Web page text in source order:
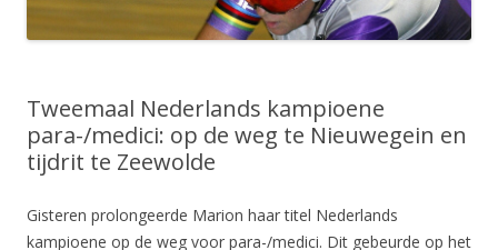
Tweemaal Nederlands kampioene
para-/medici: op de weg te Nieuwegein en
tijdrit te Zeewolde
Gisteren prolongeerde Marion haar titel Nederlands
kampioene op de weg voor para-/medici. Dit gebeurde op het